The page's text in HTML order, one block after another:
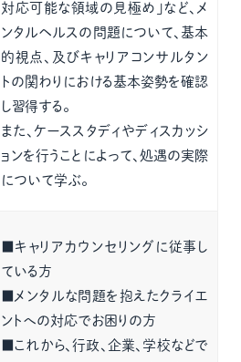
対応可能な領域の見極め」など、メ
ンタルヘルスの問題について、基本
的視点、及びキャリアコンサルタン
トの関わりにおける基本姿勢を確認
し習得する。
また、ケーススタディやディスカッシ
ョンを行うことによって、処遇の実際
について学ぶ。
■キャリアカウンセリングに従事し
ている方
■メンタルな問題を抱えたクライエ
ントへの対応でお困りの方
■これから、行政、企業、学校などで